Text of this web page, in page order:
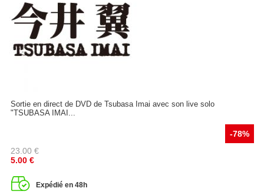
Sortie en direct de DVD de Tsubasa Imai avec son live solo
"TSUBASA IMAI...
-78%
23.00 €
5.00 €
Expédié en 48h